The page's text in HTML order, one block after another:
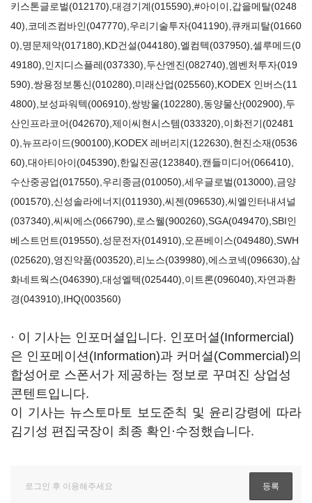
키스톤글로벌(012170) 대경기계(015590) ,#아이이, 갑을메탈(0248
40) 코데즈컴바인(047770) 우리기술투자(041190) 큐캐피탈(01660
0) 명문제약(017180) KD건설(044180) 엘컴텍(037950) 셀루메드(0
49180) 인지디스플레(037330) 두산엔진(082740) 엠벤처투자(019
590) 쌍용정보통신(010280) 미래산업(025560) KODEX 인버스(11
4800) 보성파워텍(006910) 쌍방울(102280) 동양물산(002900) 두
산인프라코어(042670) 제이씨현시스템(033320) 이화전기(02481
0) 뉴프라이드(900100) KODEX 레버리지(122630) 현진소재(0536
60) 대아티아이(045390) 한일진공(123840) 캔들미디어(066410)
수산중공업(017550) 우리종금(010050) 세우글로벌(013000) 금양
(001570) 신성솔라에너지(011930) 씨젠(096530) 씨엘인터내셔널
(037340) 씨씨에스(066790) 로스웰(900260) SGA(049470) SBI인
베스트먼트(019550) 성문전자(014910) 오픈베이스(049480) SWH
(025620) 영진약품(003520) 리노스(039980) 에스코넥(096630) 삼
화네트웍스(046390) 대성엘텍(025440) 이트론(096040) 자연과환
경(043910) IHQ(003560)
· 이 기사는 인포머셜입니다. 인포머셜(Informercial)
은 인포메이션(Information)과 커머셜(Commercial)의
합성어로 스폰서가 제공하는 정보로 꾸며진 상업성
콘텐트입니다.
이 기사는 뉴스토마토 보도준칙 및 윤리강령에 따라
김기성 편집국장이 최종 확인·수정했습니다.